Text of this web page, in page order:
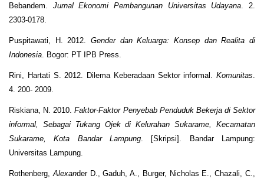
Bebandem. Jurnal Ekonomi Pembangunan Universitas Udayana . 2.
2303-0178.
Puspitawati, H. 2012. Gender dan Keluarga: Konsep dan Realita di
Indonesia . Bogor: PT IPB Press.
Rini, Hartati S. 2012. Dilema Keberadaan Sektor informal. Komunitas
4. 200- 2009.
Riskiana, N. 2010.Faktor-Faktor Penyebab Penduduk Bekerja di Sektor
informal, Sebagai Tukang Ojek di Kelurahan Sukarame, Kecamatan
Sukarame, Kota Bandar Lampung . [Skripsi]. Bandar Lampung:
Universitas Lampung.
Rothenberg, Alexander D., Gaduh, A., Burger, Nicholas E., Chazali, C.,